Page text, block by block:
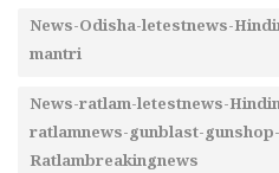
News-Odisha-letestnews-
mantri
News-ratlam-letestnews-
ratlamnews-gunblast-
Ratlambreakingnews